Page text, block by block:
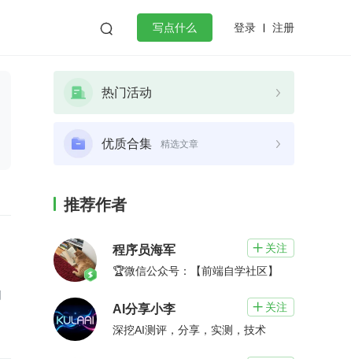
 写点什么 登录 注册
热门活动
优质合集 精选文章
推荐作者
程序员海军  关注
🏆微信公众号：【前端自学社区】
AI分享小李  关注
深挖AI测评，分享，实测，技术